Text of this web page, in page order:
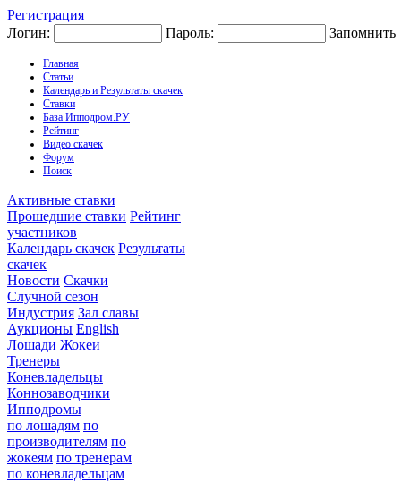
Регистрация
Логин:
Пароль: Запомнить
Главная
Статьи
Календарь и Результаты скачек
Ставки
База Ипподром.РУ
Рейтинг
Видео скачек
Форум
Поиск
Активные ставки
Прошедшие ставки Рейтинг
участников
Календарь скачек Результаты
скачек
Новости Скачки
Случной сезон
Индустрия Зал славы
Аукционы English
Лошади Жокеи
Тренеры
Коневладельцы
Коннозаводчики
Ипподромы
по лошадям по
производителям по
жокеям по тренерам
по коневладельцам